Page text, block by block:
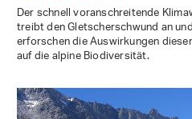
Der schnell voranschreitende
treibt den Gletscherschwund an
erforschen die Auswirkungen
auf die alpine Biodiversität.